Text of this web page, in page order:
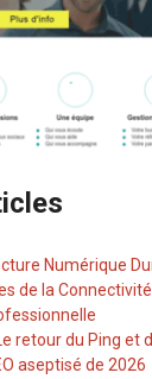
de la Connectivité
aseptisé de 2026